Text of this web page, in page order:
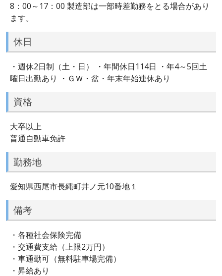
8：00～17：00 製造部は一部時差勤務をとる場合があり
ます。
休日
・週休2日制（土・日） ・年間休日114日 ・年4～5回土
曜日出勤あり ・ＧＷ・盆・年末年始連休あり
資格
大卒以上
普通自動車免許
勤務地
愛知県西尾市長縄町井ノ元10番地１
備考
・各種社会保険完備
・交通費支給（上限2万円）
・車通勤可（無料駐車場完備）
・昇給あり